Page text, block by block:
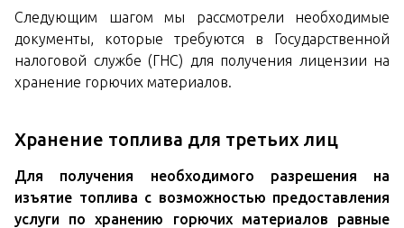
Следующим шагом мы рассмотрели необходимые
документы, которые требуются в Государственной
налоговой службе (ГНС) для получения лицензии на
хранение горючих материалов.
Хранение топлива для третьих лиц
Для получения необходимого разрешения на
изъятие топлива с возможностью предоставления
услуги по хранению горючих материалов равные